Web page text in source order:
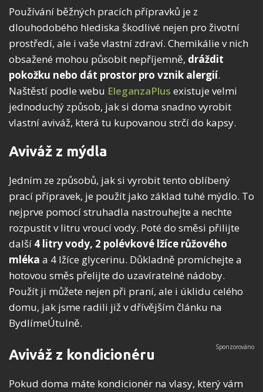
Používání běžných pracích přípravků je z
dlouhodobého hlediska škodlivé nejen pro životní
prostředí, ale i vaše vlastní zdraví. Chemikálie v nich
obsažené mohou působit nepříjemně, dráždit
pokožku nebo dát prostor pro vznik alergií.
Naštěstí podle webu EleganzaPlus existuje velmi
jednoduchý způsob, jak si doma snadno vyrobit
vlastní aviváž, která tu kupovanou strčí do kapsy.
Aviváž z mýdla
Jedním ze způsobů, jak si vyrobit tento oblíbený
prací přípravek, je použít jako základ tuhé mýdlo. To
nejprve pomocí struhadla nastrouhejte a nechte
rozpustit v litru vroucí vody. Poté do směsi přilijte
další 4 litry vody, 2 polévkové lžíce růžového
mléka a 4 lžíce glycerinu. Důkladně promíchejte a
hotovou směs přelijte do uzavíratelné nádoby.
Použít ji můžete nejen při praní, ale i úklidu celého
domu, jak jsme radili již v dřívějším článku na
BydlímeÚtulně.
Aviváž z kondicionéru
Pokud doma máte kondicionér na vlasy, který vám